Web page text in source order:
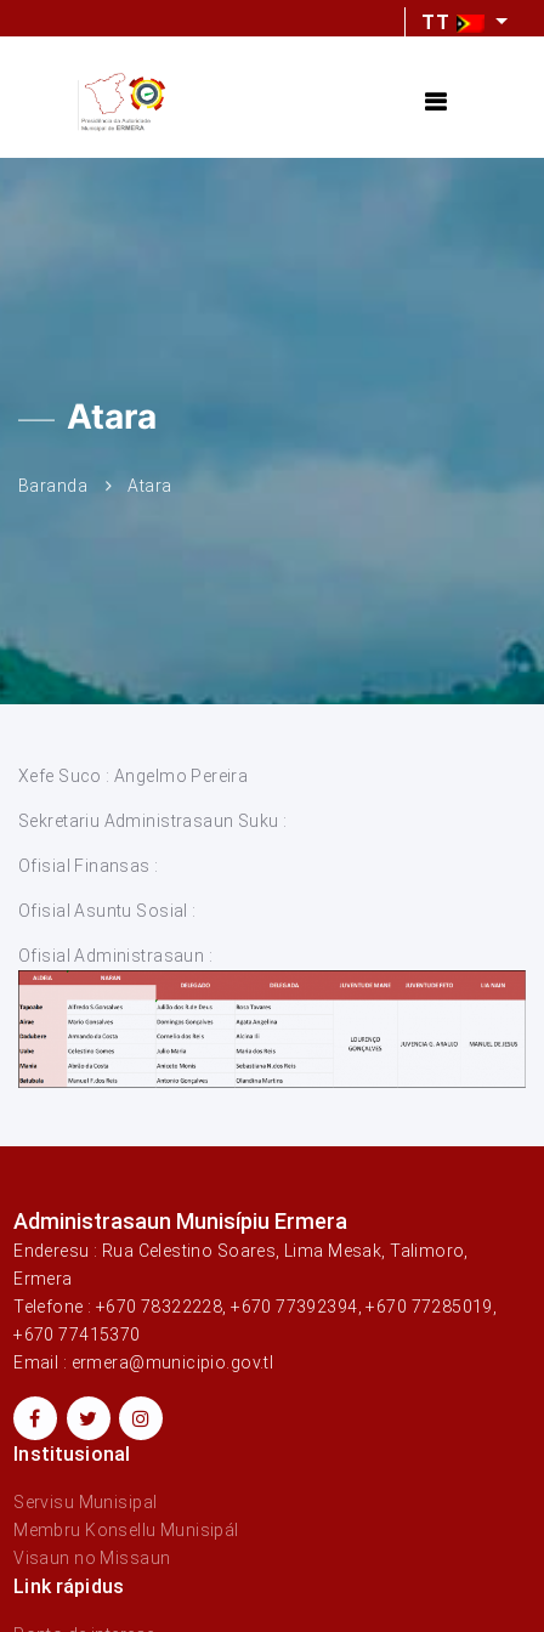
TT
Atara
Baranda Atara
Xefe Suco : Angelmo Pereira
Sekretariu Administrasaun Suku :
Ofisial Finansas :
Ofisial Asuntu Sosial :
Ofisial Administrasaun :
Administrasaun Munisípiu Ermera
Enderesu : Rua Celestino Soares, Lima Mesak, Talimoro,
Ermera
Telefone : +670 78322228, +670 77392394, +670 77285019,
+670 77415370
Email : ermera@municipio.gov.tl
Institusional
Servisu Munisipal
Membru Konsellu Munisipál
Visaun no Missaun
Link rápidus